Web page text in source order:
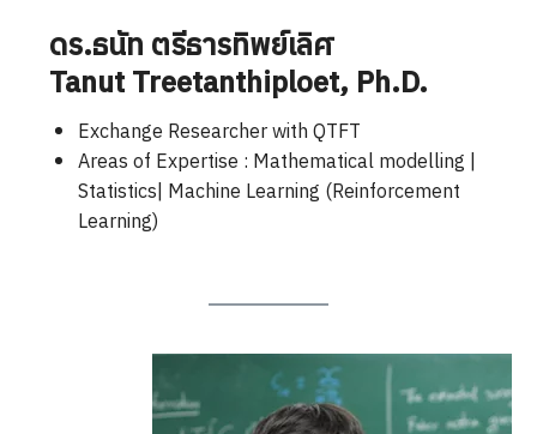
ดร.ธนัท ตรีธารทิพย์เลิศ
Tanut Treetanthiploet, Ph.D.
Exchange Researcher with QTFT
Areas of Expertise : Mathematical modelling |
Statistics| Machine Learning (Reinforcement
Learning)